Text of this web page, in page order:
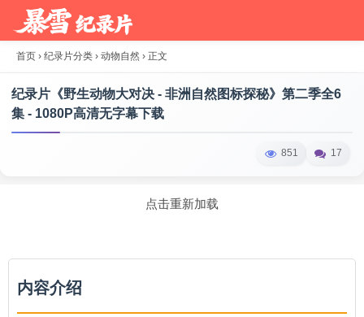
首页 › 纪录片分类 › 动物自然 › 正文
纪录片《野生动物大对决 - 非洲自然图标探秘》第二季全6
集 - 1080P高清无字幕下载
851 17
点击重新加载
内容介绍